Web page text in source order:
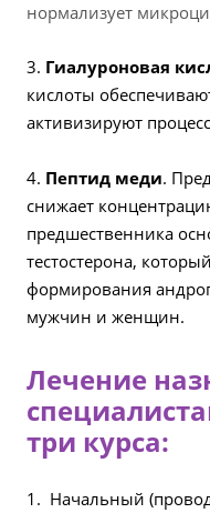
нормализует
3. Гиалуроновая
кислоты
активизируют
4. Пептид меди.
снижает
предшественника
тестостерона,
формирования
мужчин и женщин.
Лечение
три курса:
Начальный